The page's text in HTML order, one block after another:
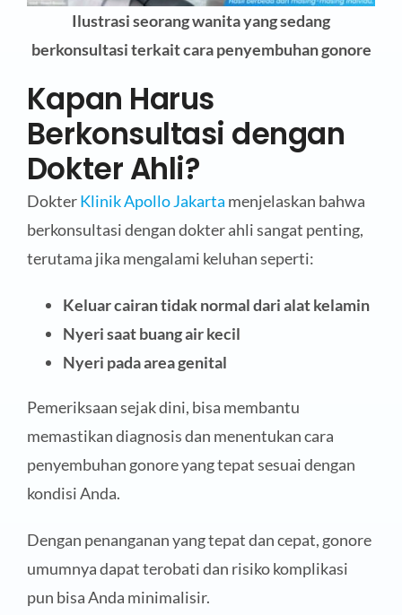
Ilustrasi seorang wanita yang sedang
berkonsultasi terkait cara penyembuhan gonore
Kapan Harus
Berkonsultasi dengan
Dokter Ahli?
DokterKlinik Apollo Jakarta menjelaskan bahwa
berkonsultasi dengan dokter ahli sangat penting,
terutama jika mengalami keluhan seperti:
Keluar cairan tidak normal dari alat kelamin
Nyeri saat buang air kecil
Nyeri pada area genital
Pemeriksaan sejak dini, bisa membantu
memastikan diagnosis dan menentukan cara
penyembuhan gonore yang tepat sesuai dengan
kondisi Anda.
Dengan penanganan yang tepat dan cepat, gonore
umumnya dapat terobati dan risiko komplikasi
pun bisa Anda minimalisir.